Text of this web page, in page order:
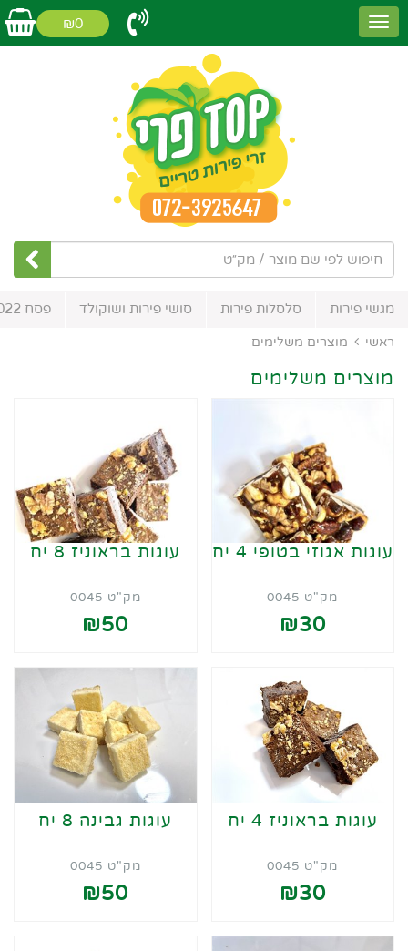
₪0
מגשי פירות סלסלות פירות סושי פירות ושוקולד פסח 2022
ראשי מוצרים משלימים
מוצרים משלימים
עוגות אגוזי בטופי 4 יח
מק"ט 0045
₪30
עוגות בראוניז 8 יח
מק"ט 0045
₪50
עוגות בראוניז 4 יח
מק"ט 0045
₪30
עוגות גבינה 8 יח
מק"ט 0045
₪50